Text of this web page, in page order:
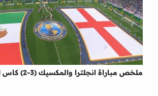
ملخص مباراة انجلترا والمكسيك (3-2) كاس العالم